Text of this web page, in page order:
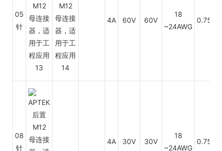
05
针
4A 60V 60V
18
~24AWG
08
针
4A 30V 30V
18
~24AWG